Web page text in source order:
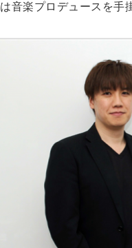
は音楽プロデュースを手